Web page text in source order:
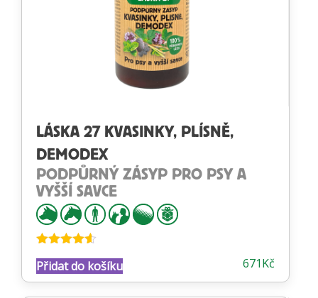
LÁSKA 27 KVASINKY, PLÍSNĚ,
DEMODEX
PODPŮRNÝ ZÁSYP PRO PSY A
VYŠŠÍ SAVCE
4.50z 5 671Kč
Přidat do košíku